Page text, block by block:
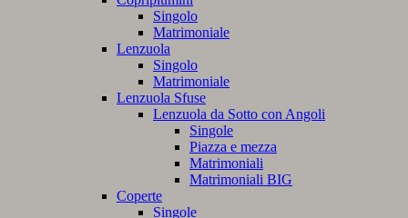
Singolo
Matrimoniale
Lenzuola
Singolo
Matrimoniale
Lenzuola Sfuse
Lenzuola da Sotto con Angoli
Singole
Piazza e mezza
Matrimoniali
Matrimoniali BIG
Coperte
Singole